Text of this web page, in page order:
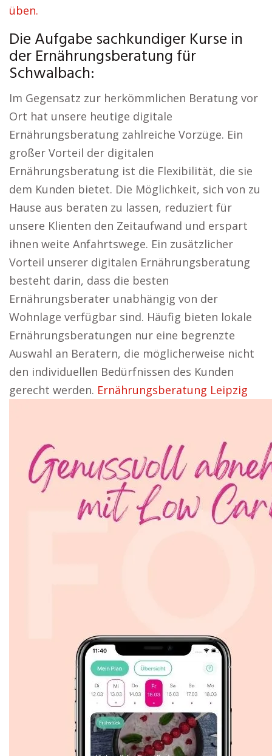
üben.
Die Aufgabe sachkundiger Kurse in
der Ernährungsberatung für
Schwalbach:
Im Gegensatz zur herkömmlichen Beratung vor
Ort hat unsere heutige digitale
Ernährungsberatung zahlreiche Vorzüge. Ein
großer Vorteil der digitalen
Ernährungsberatung ist die Flexibilität, die sie
dem Kunden bietet. Die Möglichkeit, sich von zu
Hause aus beraten zu lassen, reduziert für
unsere Klienten den Zeitaufwand und erspart
ihnen weite Anfahrtswege. Ein zusätzlicher
Vorteil unserer digitalen Ernährungsberatung
besteht darin, dass die besten
Ernährungsberater unabhängig von der
Wohnlage verfügbar sind. Häufig bieten lokale
Ernährungsberatungen nur eine begrenzte
Auswahl an Beratern, die möglicherweise nicht
den individuellen Bedürfnissen des Kunden
gerecht werden. Ernährungsberatung Leipzig